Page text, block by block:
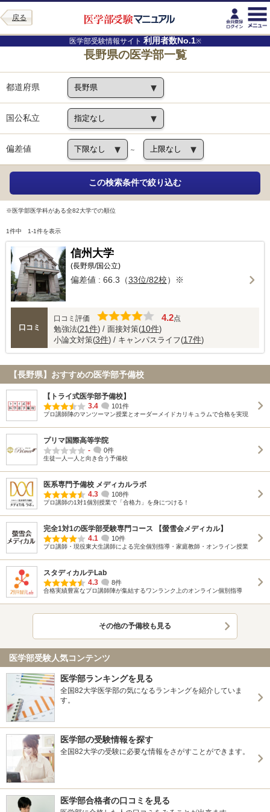
戻る
医学部受験情報サイト 利用者数No.1※
長野県の医学部一覧
都道府県
国公私立
偏差値 ～
※医学部医学科がある全82大学での順位
1件中 1-1件を表示
信州大学
(長野県/国公立)
偏差値 : 66.3（33位/82校）※
口コミ
口コミ評価 4.2点
勉強法(21件) / 面接対策(10件)
小論文対策(3件) / キャンパスライフ(17件)
【長野県】おすすめの医学部予備校
【トライ式医学部予備校】
3.4
101件
プロ講師陣のマンツーマン授業とオーダーメイドカリキュラムで合格を実現
プリマ国際高等学院
-
0件
生徒一人一人と向き合う予備校
医系専門予備校 メディカルラボ
4.3
108件
プロ講師の1対1個別授業で「合格力」を身につける！
完全1対1の医学部受験専門コース 【螢雪会メディカル】
4.1
10件
プロ講師・現役東大生講師による完全個別指導・家庭教師・オンライン授業
スタディカルテLab
4.3
8件
合格実績豊富なプロ講師陣が集結するワンランク上のオンライン個別指導
その他の予備校も見る
医学部受験人気コンテンツ
医学部ランキングを見る
全国82大学医学部の気になるランキングを紹介していま
す。
医学部の受験情報を探す
全国82大学の受験に必要な情報をさがすことができます。
医学部合格者の口コミを見る